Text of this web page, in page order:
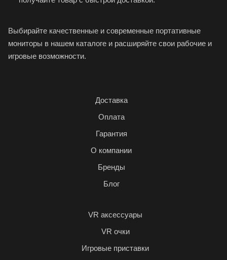
Выбирайте качественные и современные портативные
мониторы в нашем каталоге и расширяйте свои рабочие и
игровые возможности.
Доставка
Оплата
Гарантия
О компании
Бренды
Блог
VR аксессуары
VR очки
Игровые приставки